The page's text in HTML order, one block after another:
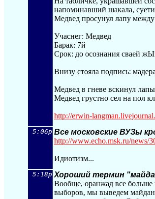
напоминавший шакала,
Медвед просунул лапу между
Учаснег: Медвед
Барак: 7й
Срок: до осознания сваей
Внизу стояла подпись:
Медвед в гневе вскинул
Медвед грустно сел на пол
http://erwin-
5:06p Все московские ВУЗы
http://www.echo.msk.ru/news/
Идиотизм...
5:18p Хороший термин
Вообще, оранжад все больше
выборов, мы выведем майдан